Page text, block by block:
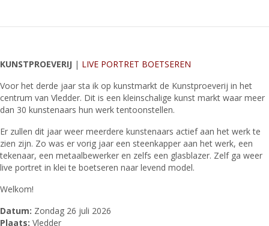
KUNSTPROEVERIJ | LIVE PORTRET BOETSEREN
Voor het derde jaar sta ik op kunstmarkt de Kunstproeverij in het
centrum van Vledder. Dit is een kleinschalige kunst markt waar meer
dan 30 kunstenaars hun werk tentoonstellen.
Er zullen dit jaar weer meerdere kunstenaars actief aan het werk te
zien zijn. Zo was er vorig jaar een steenkapper aan het werk, een
tekenaar, een metaalbewerker en zelfs een glasblazer. Zelf ga weer
live portret in klei te boetseren naar levend model.
Welkom!
Datum: Zondag 26 juli 2026
Plaats: Vledder